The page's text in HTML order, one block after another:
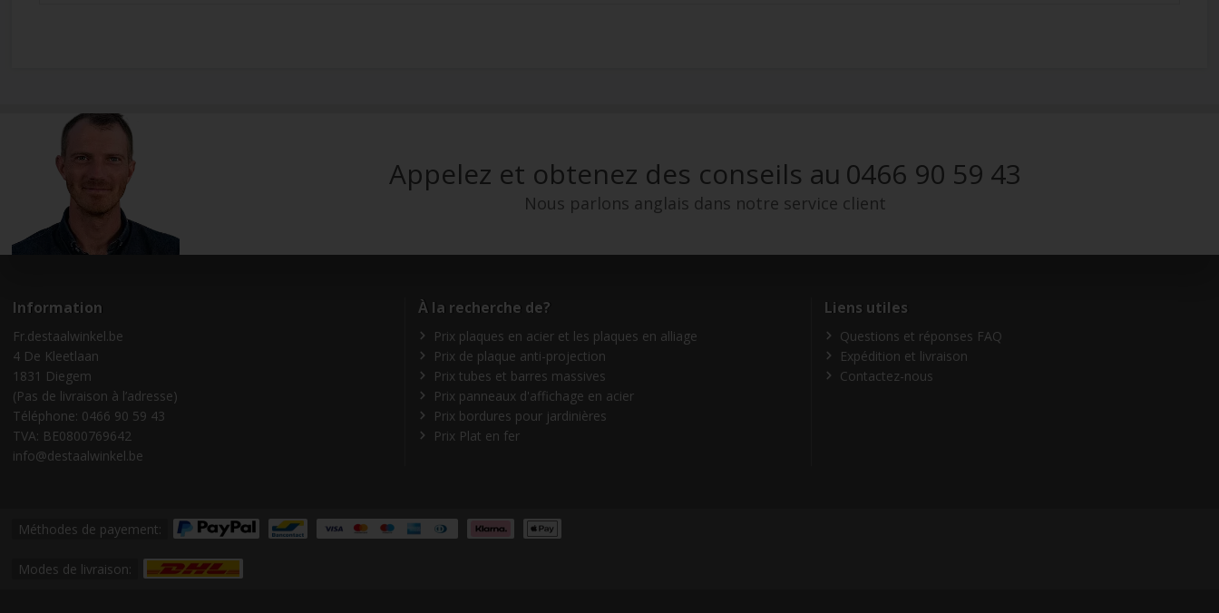
Appelez et obtenez des conseils au 0466 90 59 43
Nous parlons anglais dans notre service client
Information
Fr.destaalwinkel.be
4 De Kleetlaan
1831 Diegem
(Pas de livraison à l’adresse)
Téléphone: 0466 90 59 43
TVA: BE0800769642
info@destaalwinkel.be
À la recherche de?
Prix plaques en acier et les plaques en alliage
Prix de plaque anti-projection
Prix tubes et barres massives
Prix panneaux d'affichage en acier
Prix bordures pour jardinières
Prix Plat en fer
Liens utiles
Questions et réponses FAQ
Expédition et livraison
Contactez-nous
Méthodes de payement:
Modes de livraison: